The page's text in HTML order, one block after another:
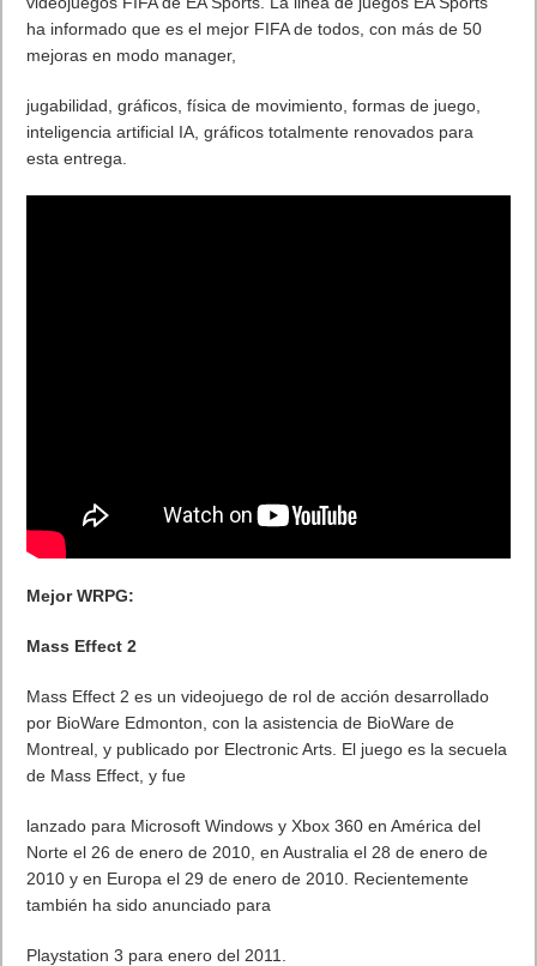
ha informado que es el mejor FIFA de todos, con más de 50
mejoras en modo manager,
jugabilidad, gráficos, física de movimiento, formas de juego,
inteligencia artificial IA, gráficos totalmente renovados para
esta entrega.
Mejor WRPG:
Mass Effect 2
Mass Effect 2 es un videojuego de rol de acción desarrollado
por BioWare Edmonton, con la asistencia de BioWare de
Montreal, y publicado por Electronic Arts. El juego es la secuela
de Mass Effect, y fue
lanzado para Microsoft Windows y Xbox 360 en América del
Norte el 26 de enero de 2010, en Australia el 28 de enero de
2010 y en Europa el 29 de enero de 2010. Recientemente
también ha sido anunciado para
Playstation 3 para enero del 2011.